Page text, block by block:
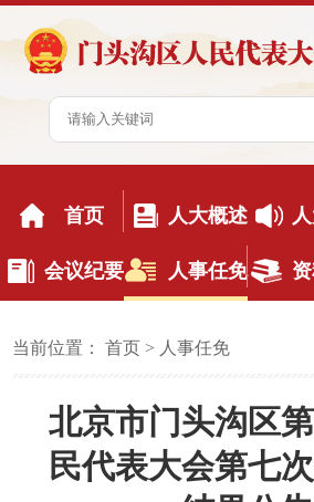
首页 人大概述
会议纪要 人事任免
当前位置：首页 > 人事任免
北京市门头沟区
民代表大会第七